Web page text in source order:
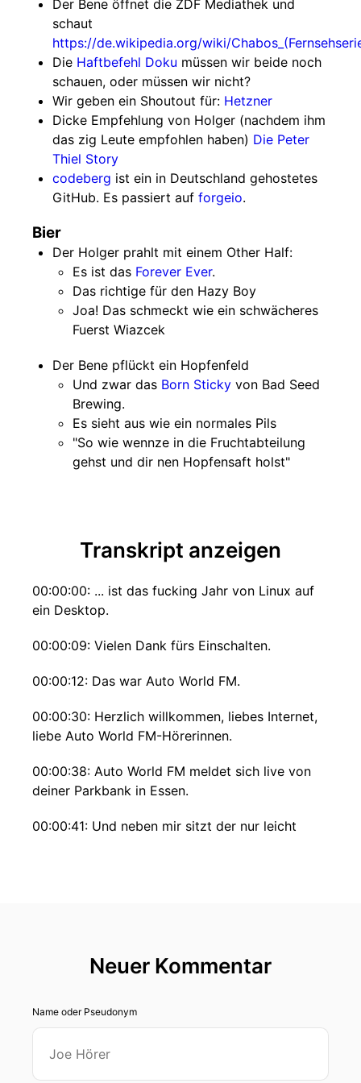
Der Bene öffnet die ZDF Mediathek und
schaut
https://de.wikipedia.org/wiki/
Die Haftbefehl Doku müssen wir beide noch
schauen, oder müssen wir nicht?
Wir geben ein Shoutout für: Hetzner
Dicke Empfehlung von Holger (nachdem ihm
das zig Leute empfohlen haben) Die Peter
Thiel Story
codeberg ist ein in Deutschland gehostetes
GitHub. Es passiert auf forgeio.
Bier
Der Holger prahlt mit einem Other Half:
Es ist das Forever Ever.
Das richtige für den Hazy Boy
Joa! Das schmeckt wie ein schwächeres
Fuerst Wiazcek
Der Bene pflückt ein Hopfenfeld
Und zwar das Born Sticky von Bad Seed
Brewing.
Es sieht aus wie ein normales Pils
"So wie wennze in die Fruchtabteilung
gehst und dir nen Hopfensaft holst"
Transkript anzeigen
00:00:00: ... ist das fucking Jahr von Linux auf
ein Desktop.
00:00:09: Vielen Dank fürs Einschalten.
00:00:12: Das war Auto World FM.
00:00:30: Herzlich willkommen, liebes Internet,
liebe Auto World FM-Hörerinnen.
00:00:38: Auto World FM meldet sich live von
deiner Parkbank in Essen.
00:00:41: Und neben mir sitzt der nur leicht
00:00:53: Also da habe ich jetzt nicht mit
00:00:57: Ist das so, weil du sitzt hier noch so
ganz bequem auf deiner Parkbank und...
Neuer Kommentar
Name oder Pseudonym